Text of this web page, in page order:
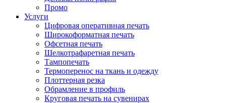
Промо
Услуги
Цифровая оперативная печать
Широкоформатная печать
Офсетная печать
Шелкотрафаретная печать
Тампопечать
Термоперенос на ткань и одежду
Плоттерная резка
Обрамление в профиль
Круговая печать на сувенирах